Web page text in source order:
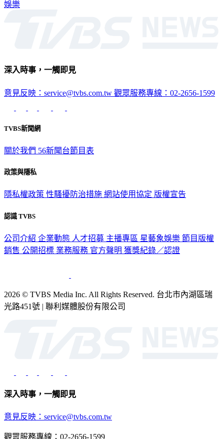
娛樂
深入時事，一觸即見
意見反映：service@tvbs.com.tw 觀眾服務專線：02-2656-1599
TVBS新聞網
關於我們 56新聞台節目表
政策與隱私
隱私權政策 性騷擾防治措施 網站使用協定 版權宣告
認識 TVBS
公司介紹 企業動態 人才招募 主播專區 星藝象娛樂 節目版權
銷售 公開招標 業務服務 官方聲明 獲獎紀錄／認證
2026 © TVBS Media Inc. All Rights Reserved. 台北市內湖區瑞
光路451號 | 聯利媒體股份有限公司
深入時事，一觸即見
意見反映：service@tvbs.com.tw
觀眾服務專線：02-2656-1599